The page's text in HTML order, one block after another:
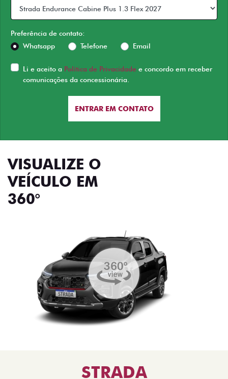
Preferência de contato:
Whatsapp
Telefone Email
Li e aceito a Política de Privacidade e concordo em receber
comunicações da concessionária.
ENTRAR EM CONTATO
VISUALIZE O
VEÍCULO EM
360°
STRADA